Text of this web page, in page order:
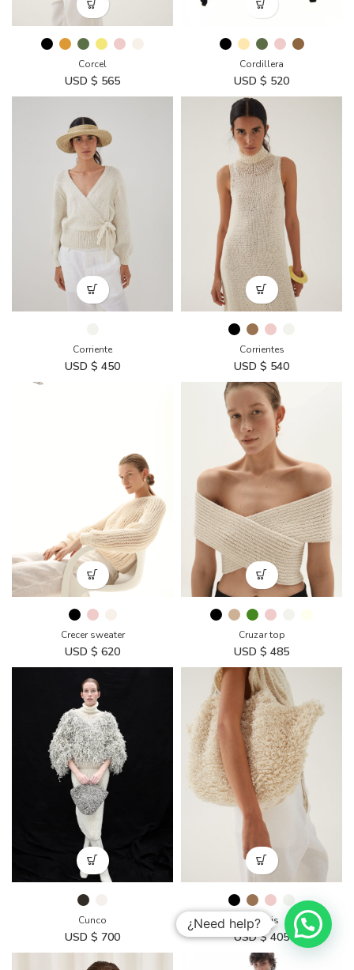
Corcel
USD $ 565
Cordillera
USD $ 520
Corriente
USD $ 450
Corrientes
USD $ 540
Crecer sweater
USD $ 620
Cruzar top
USD $ 485
Cunco
USD $ 700
Curupis
USD $405